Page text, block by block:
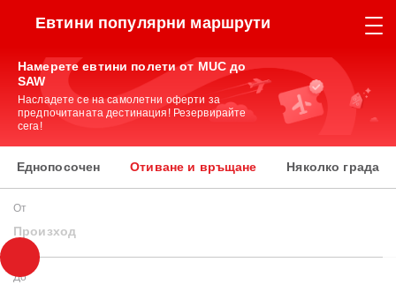
Евтини популярни маршрути
Намерете евтини полети от MUC до
SAW
Насладете се на самолетни оферти за
предпочитаната дестинация! Резервирайте
сега!
Еднопосочен Отиване и връщане Няколко града
От
Произход
До